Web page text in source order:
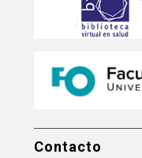
Contacto